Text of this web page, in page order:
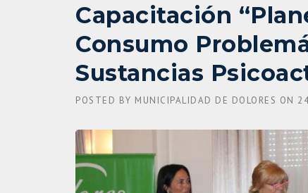
Capacitación
Consumo
Sustancias
POSTED BY MUNICIPALIDAD DE DOLORES ON